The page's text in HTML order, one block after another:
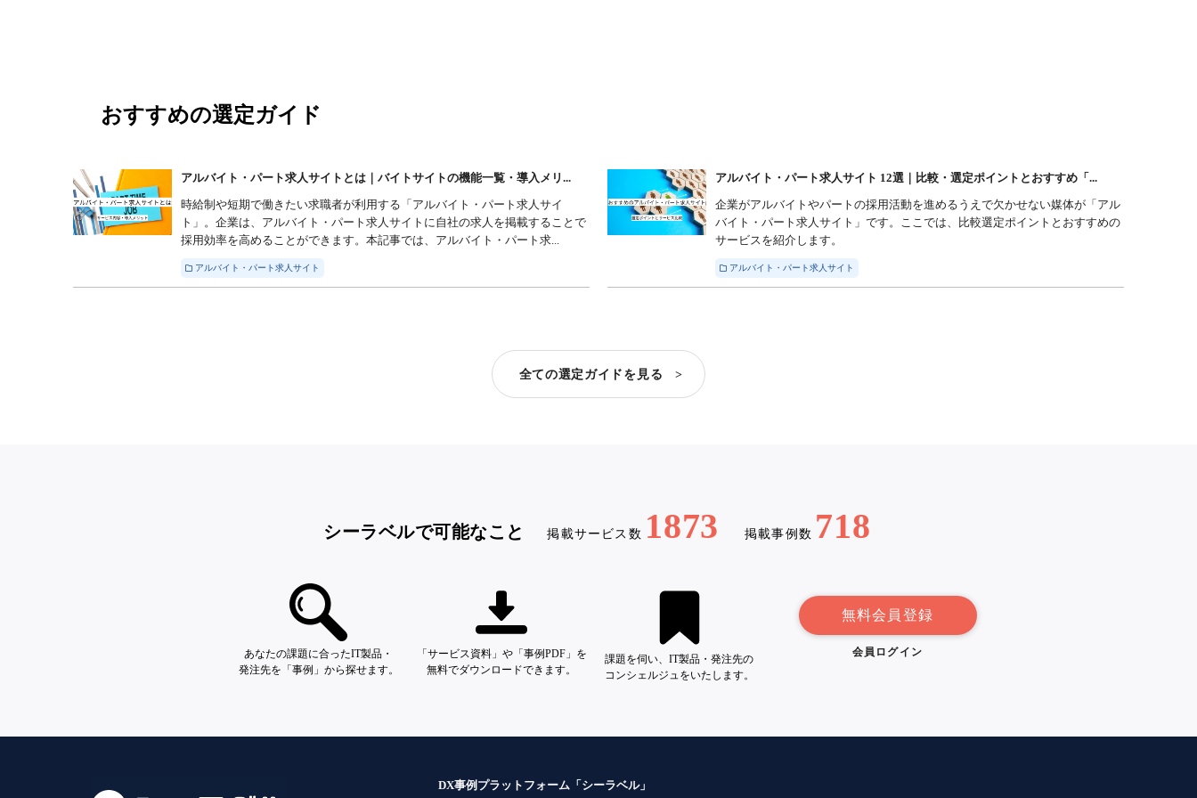
おすすめの選定ガイド
アルバイト・パート求人サイトとは｜バイトサイトの機能一覧・導入メリ...
時給制や短期で働きたい求職者が利用する「アルバイト・パート求人サイ
ト」。企業は、アルバイト・パート求人サイトに自社の求人を掲載することで
採用効率を高めることができます。本記事では、アルバイト・パート求...
アルバイト・パート求人サイト
アルバイト・パート求人サイト 12選｜比較・選定ポイントとおすすめ「...
企業がアルバイトやパートの採用活動を進めるうえで欠かせない媒体が「アル
バイト・パート求人サイト」です。ここでは、比較選定ポイントとおすすめの
サービスを紹介します。
アルバイト・パート求人サイト
全ての選定ガイドを見る >
シーラベルで可能なこと 掲載サービス数 1873 掲載事例数 718
あなたの課題に合ったIT製品・
発注先を「事例」から探せます。
「サービス資料」や「事例PDF」を
無料でダウンロードできます。
課題を伺い、IT製品・発注先の
コンシェルジュをいたします。
無料会員登録
会員ログイン
DX事例プラットフォーム「シーラベル」